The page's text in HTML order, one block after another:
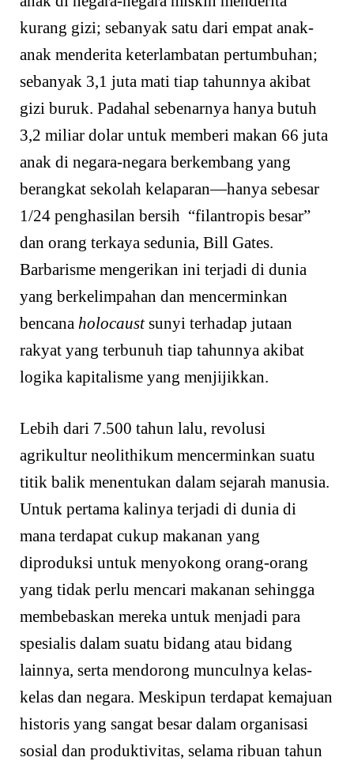
kurang gizi; sebanyak satu dari empat anak-
anak menderita keterlambatan pertumbuhan;
sebanyak 3,1 juta mati tiap tahunnya akibat
gizi buruk. Padahal sebenarnya hanya butuh
3,2 miliar dolar untuk memberi makan 66 juta
anak di negara-negara berkembang yang
berangkat sekolah kelaparan—hanya sebesar
1/24 penghasilan bersih “filantropis besar”
dan orang terkaya sedunia, Bill Gates.
Barbarisme mengerikan ini terjadi di dunia
yang berkelimpahan dan mencerminkan
bencana holocaustsunyi terhadap jutaan
rakyat yang terbunuh tiap tahunnya akibat
logika kapitalisme yang menjijikkan.
Lebih dari 7.500 tahun lalu, revolusi
agrikultur neolithikum mencerminkan suatu
titik balik menentukan dalam sejarah manusia.
Untuk pertama kalinya terjadi di dunia di
mana terdapat cukup makanan yang
diproduksi untuk menyokong orang-orang
yang tidak perlu mencari makanan sehingga
membebaskan mereka untuk menjadi para
spesialis dalam suatu bidang atau bidang
lainnya, serta mendorong munculnya kelas-
kelas dan negara. Meskipun terdapat kemajuan
historis yang sangat besar dalam organisasi
sosial dan produktivitas, selama ribuan tahun